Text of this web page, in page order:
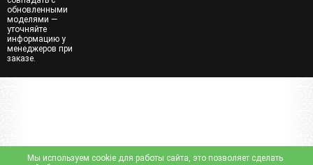
обновленными
моделями —
уточняйте
информацию у
менеджеров при
заказе.
Мы используем cookie для работы сайта, это позволяет сделать